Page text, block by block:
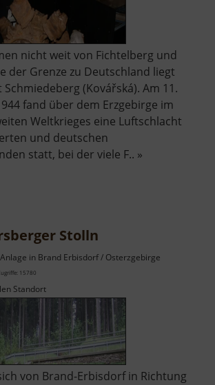
nicht weit von Fichtelberg und
der Grenze zu Deutschland liegt
(Kovářská). Am 11.
fand über dem Erzgebirge im
Weltkrieges eine Luftschlacht
und deutschen
statt, bei der viele F.. »
Stolln
in Brand Erbisdorf / Osterzgebirge
15780
Standort
von Brand-Erbisdorf in Richtung